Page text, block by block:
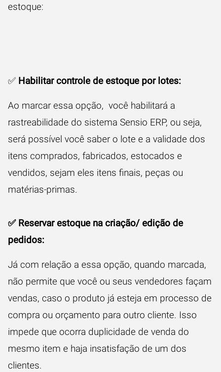
estoque:
✅ Habilitar controle de estoque por lotes:
Ao marcar essa opção, você habilitará a
rastreabilidade do sistema Sensio ERP, ou seja,
será possível você saber o lote e a validade dos
itens comprados, fabricados, estocados e
vendidos, sejam eles itens finais, peças ou
matérias-primas.
✅ Reservar estoque na criação/ edição de
pedidos:
Já com relação a essa opção, quando marcada,
não permite que você ou seus vendedores façam
vendas, caso o produto já esteja em processo de
compra ou orçamento para outro cliente. Isso
impede que ocorra duplicidade de venda do
mesmo item e haja insatisfação de um dos
clientes.